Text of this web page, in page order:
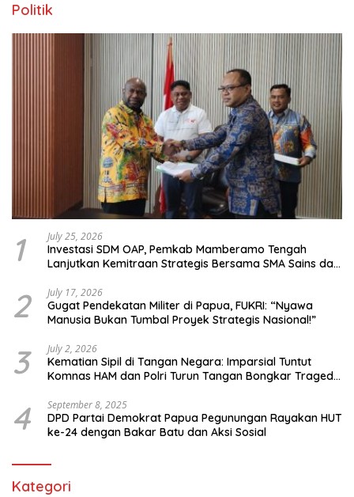
Politik
1 July 25, 2026
Investasi SDM OAP, Pemkab Mamberamo Tengah
Lanjutkan Kemitraan Strategis Bersama SMA Sains dan
2 July 17, 2026
Gugat Pendekatan Militer di Papua, FUKRI: “Nyawa
Manusia Bukan Tumbal Proyek Strategis Nasional!”
3 July 2, 2026
Kematian Sipil di Tangan Negara: Imparsial Tuntut
Komnas HAM dan Polri Turun Tangan Bongkar Tragedi
4 September 8, 2025
DPD Partai Demokrat Papua Pegunungan Rayakan HUT
ke-24 dengan Bakar Batu dan Aksi Sosial
Kategori